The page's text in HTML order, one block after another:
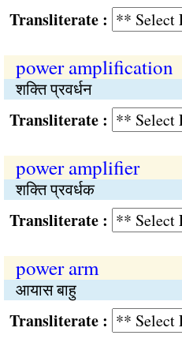
:
power amplification
शक्ति प्रवर्धन
:
power amplifier
शक्ति प्रवर्धक
:
power arm
आयास बाहु
: